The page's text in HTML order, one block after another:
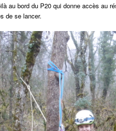
au bord du P20 qui donne accès au
de se lancer.